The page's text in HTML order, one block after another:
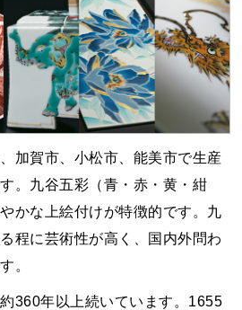
加賀市、小松市、能美市で生産
。九谷五彩（青・赤・黄・紺
かな上絵付けが特徴的です。九
程に芸術性が高く、国内外問わ
。
360年以上続いています。1655